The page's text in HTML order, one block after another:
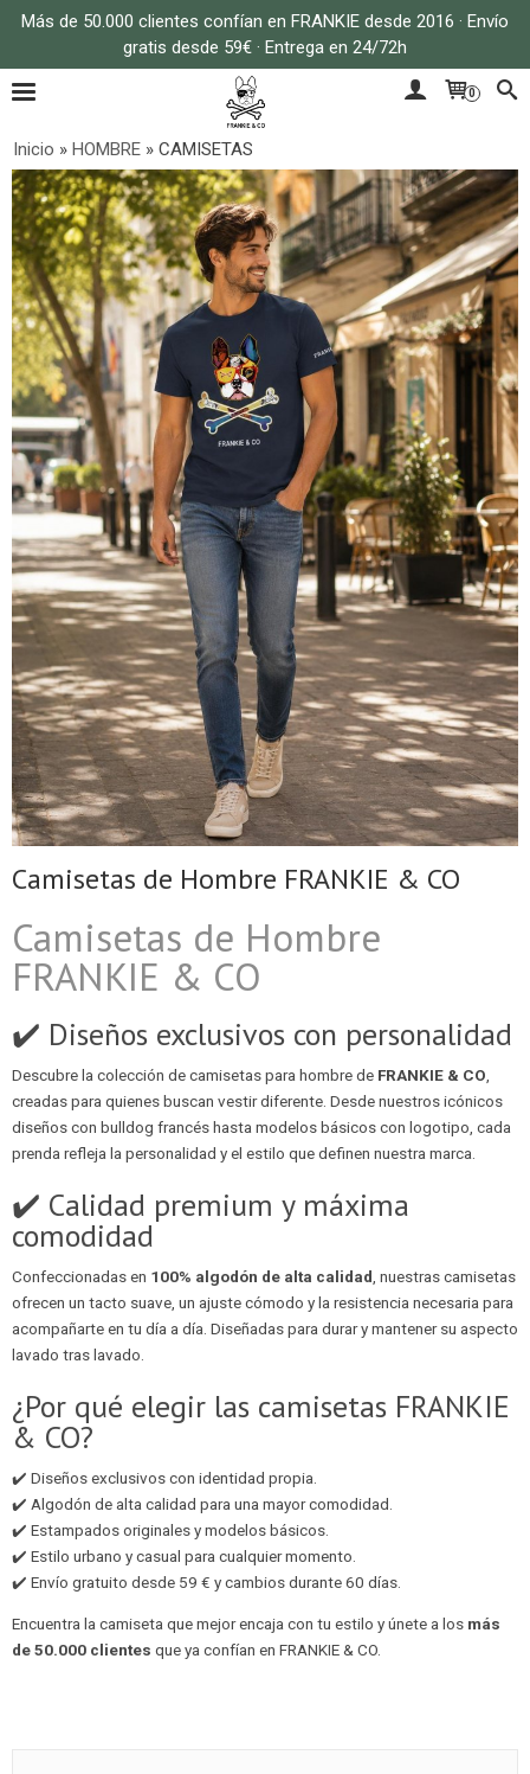
Más de 50.000 clientes confían en FRANKIE desde 2016 · Envío
gratis desde 59€ · Entrega en 24/72h
0
Inicio » HOMBRE » CAMISETAS
Camisetas de Hombre FRANKIE & CO
Camisetas de Hombre
FRANKIE & CO
✔️ Diseños exclusivos con personalidad
Descubre la colección de camisetas para hombre de FRANKIE & CO
creadas para quienes buscan vestir diferente. Desde nuestros icónicos
diseños con bulldog francés hasta modelos básicos con logotipo, cada
prenda refleja la personalidad y el estilo que definen nuestra marca.
✔️ Calidad premium y máxima
comodidad
Confeccionadas en 100% algodón de alta calidad , nuestras camisetas
ofrecen un tacto suave, un ajuste cómodo y la resistencia necesaria para
acompañarte en tu día a día. Diseñadas para durar y mantener su aspecto
lavado tras lavado.
¿Por qué elegir las camisetas FRANKIE
& CO?
✔️ Diseños exclusivos con identidad propia.
✔️ Algodón de alta calidad para una mayor comodidad.
✔️ Estampados originales y modelos básicos.
✔️ Estilo urbano y casual para cualquier momento.
✔️ Envío gratuito desde 59 € y cambios durante 60 días.
Encuentra la camiseta que mejor encaja con tu estilo y únete a los más
de 50.000 clientes que ya confían en FRANKIE & CO.